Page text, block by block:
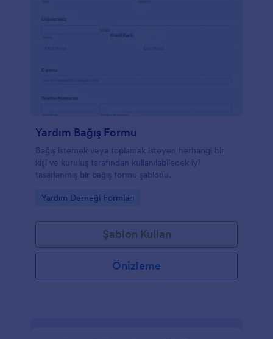
Yardım Bağış Formu
Bağış istemek veya toplamak isteyen herhangi bir
kişi ve kuruluş tarafından kullanılabilecek iyi
tasarlanmış bir bağış formu şablonu.
Go to Category:
Yardım Derneği Formları
Şablon Kullan
Önizleme